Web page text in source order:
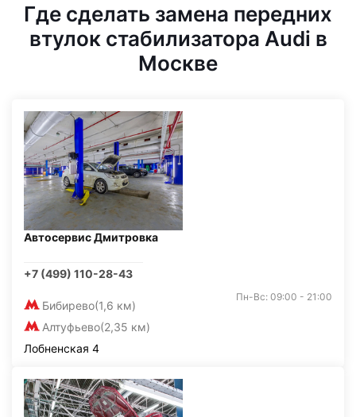
Где сделать замена передних
втулок стабилизатора Audi в
Москве
Автосервис Дмитровка
+7 (499) 110-28-43
Бибирево(1,6 км)
Алтуфьево(2,35 км)
Пн-Вс: 09:00 - 21:00
Лобненская 4